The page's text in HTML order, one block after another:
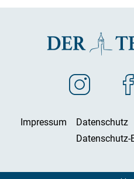
Impressum Datenschutz
Datenschutz-